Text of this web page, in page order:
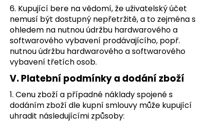
6. Kupující bere na vědomí, že uživatelský účet
nemusí být dostupný nepřetržitě, a to zejména s
ohledem na nutnou údržbu hardwarového a
softwarového vybavení prodávajícího, popř.
nutnou údržbu hardwarového a softwarového
vybavení třetích osob.
V. Platební podmínky a dodání zboží
1. Cenu zboží a případné náklady spojené s
dodáním zboží dle kupní smlouvy může kupující
uhradit následujícími způsoby: